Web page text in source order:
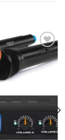
Toevoegen